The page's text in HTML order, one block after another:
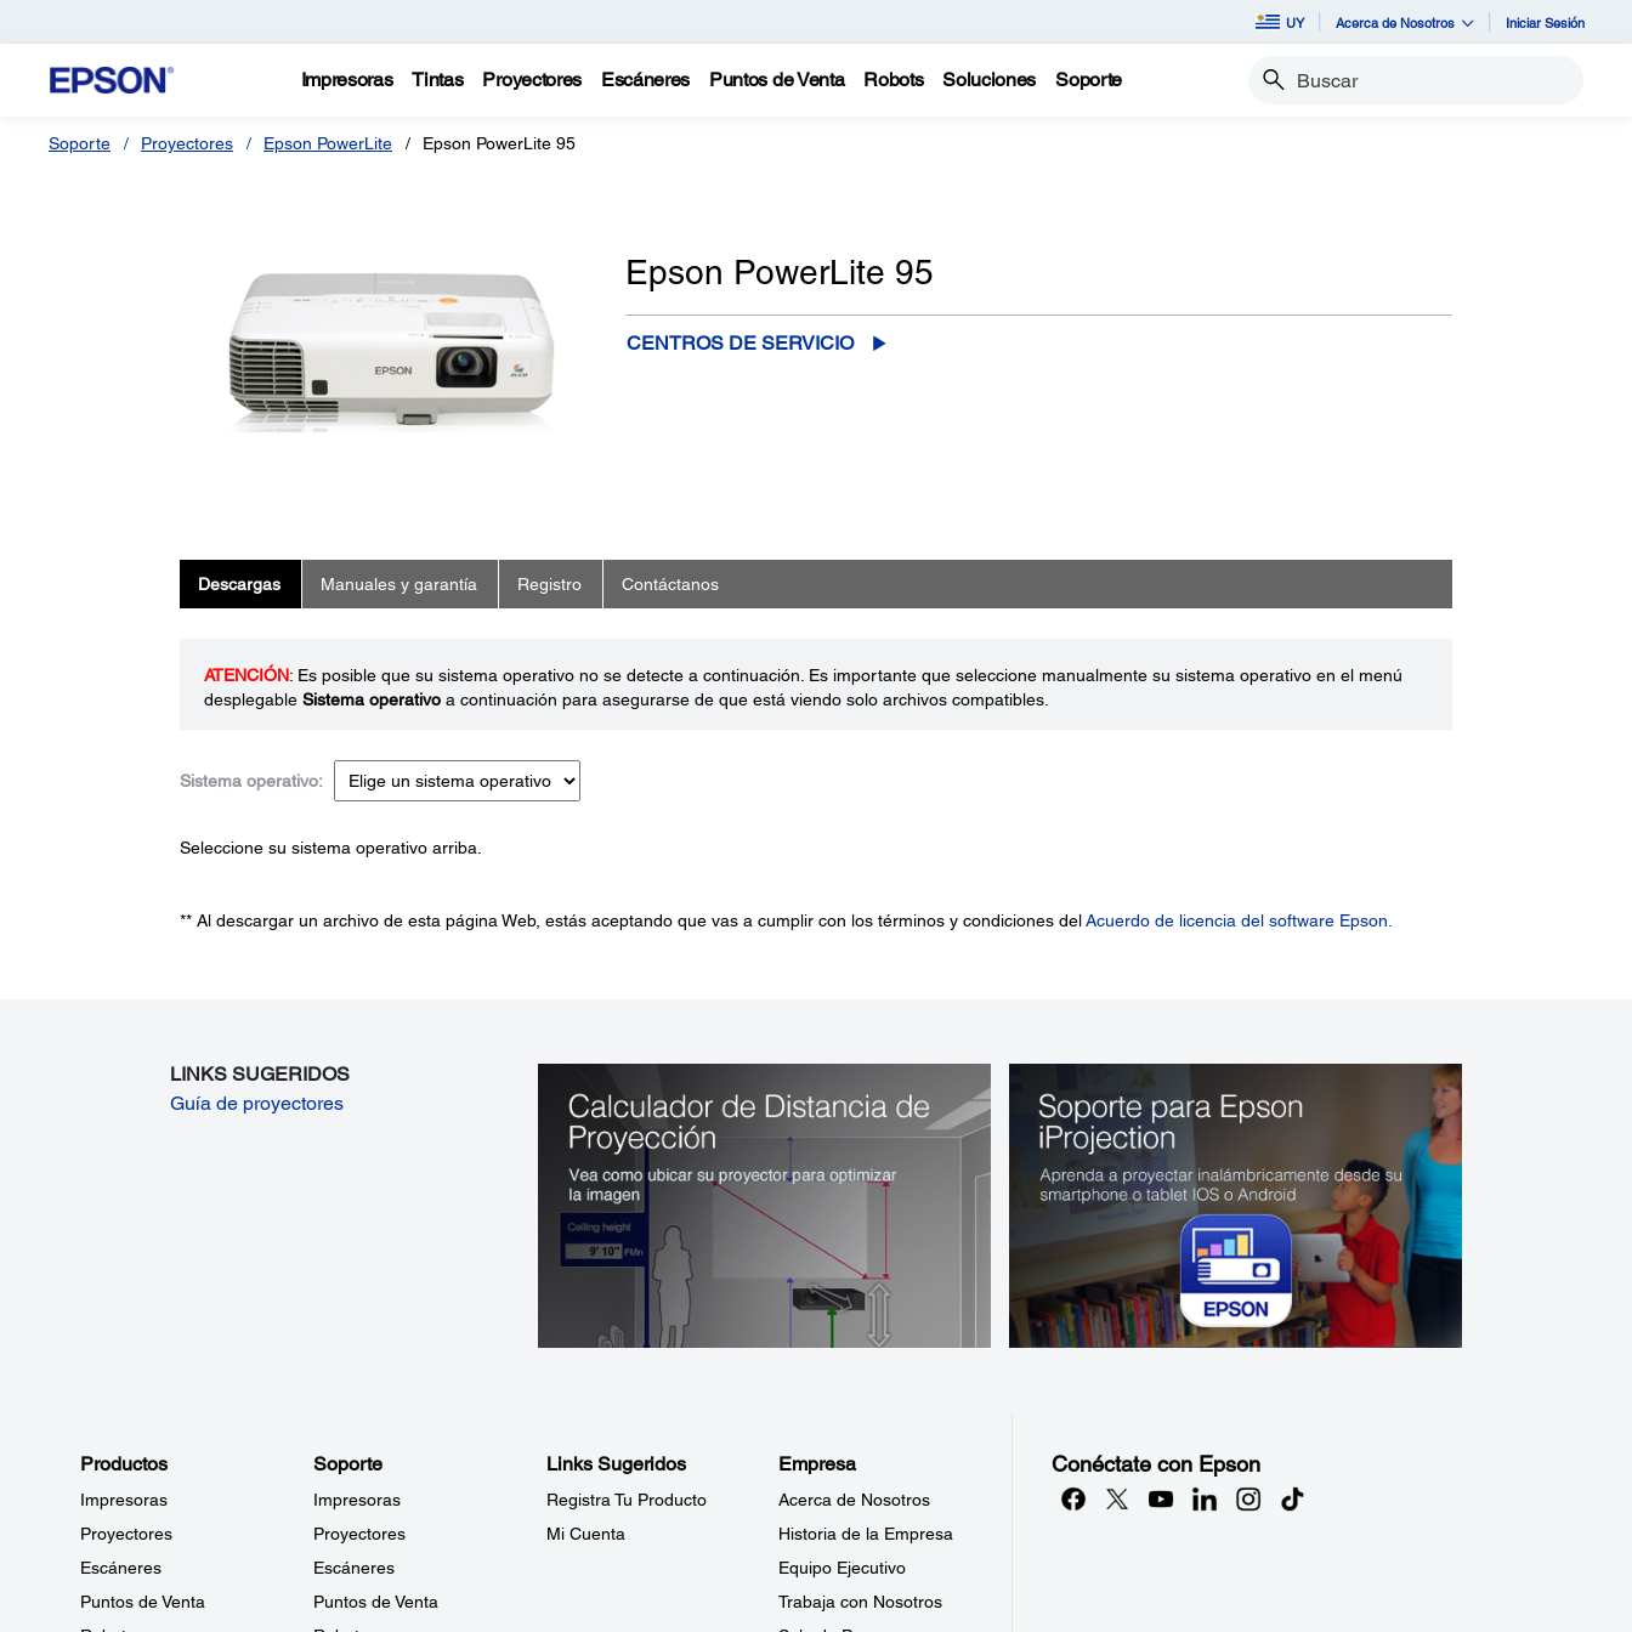
UY Acerca de Nosotros Iniciar Sesión
Impresoras Tintas Proyectores Escáneres Puntos de Venta Robots Soluciones Soporte Buscar
Soporte Proyectores Epson PowerLite Epson PowerLite 95
Epson PowerLite 95
CENTROS DE SERVICIO
Descargas Manuales y garantía Registro Contáctanos
ATENCIÓN: Es posible que su sistema operativo no se detecte a continuación. Es importante que seleccione manualmente su sistema operativo en el menú
desplegable Sistema operativoa continuación para asegurarse de que está viendo solo archivos compatibles.
Sistema operativo:
Seleccione su sistema operativo arriba.
** Al descargar un archivo de esta página Web, estás aceptando que vas a cumplir con los términos y condiciones delAcuerdo de licencia del software Epson.
LINKS SUGERIDOS
Guía de proyectores
Productos
Impresoras
Proyectores
Escáneres
Puntos de Venta
Soporte
Impresoras
Proyectores
Escáneres
Puntos de Venta
Links Sugeridos
Registra Tu Producto
Mi Cuenta
Empresa
Acerca de Nosotros
Historia de la Empresa
Equipo Ejecutivo
Trabaja con Nosotros
Conéctate con Epson